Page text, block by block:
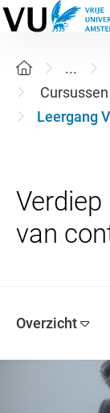
...
Leergang
Overzicht